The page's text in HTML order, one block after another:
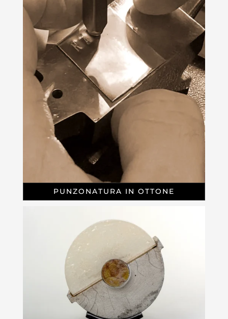
PUNZONATURA IN OTTONE